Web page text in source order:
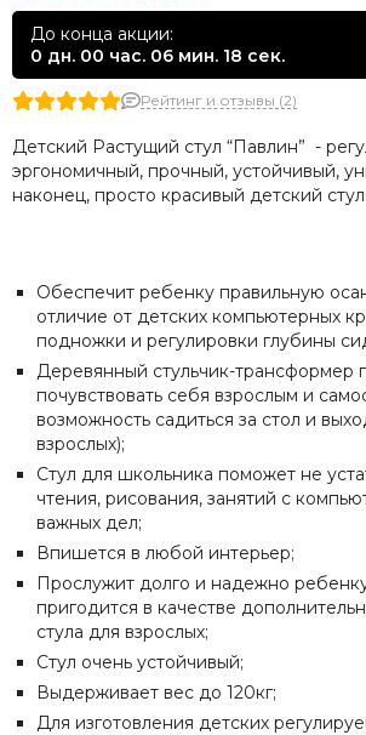
До конца акции:
0 дн. 00 час. 06 мин. 18 сек.
Рейтинг и отзывы (2)
Детский Растущий стул “Павлин” -
эргономичный, прочный, устойчивый,
наконец, просто красивый детский стул:
Обеспечит ребенку правильную
отличие от детских компьютерных
подножки и регулировки глубины
Деревянный стульчик-трансформер
почувствовать себя взрослым и
возможность садиться за стол и
взрослых);
Стул для школьника поможет не
чтения, рисования, занятий с
важных дел;
Впишется в любой интерьер;
Прослужит долго и надежно
пригодится в качестве
стула для взрослых;
Стул очень устойчивый;
Выдерживает вес до 120кг;
Для изготовления детских